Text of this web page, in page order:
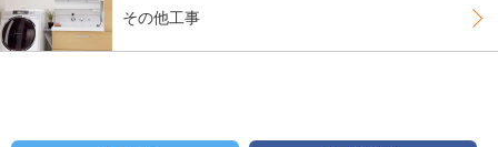
その他工事